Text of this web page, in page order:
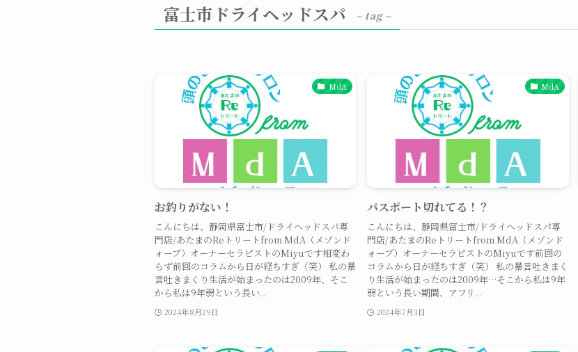
富士市ドライヘッドスパ – tag –
MdA
お釣りがない！
こんにちは、静岡県富士市/ドライヘッドスパ専
門店/あたまのReトリートfrom MdA（メゾンド
ォーブ）オーナーセラピストのMiyuです相変わ
らず前回のコラムから日が経ちすぎ（笑） 私の暴
言吐きまくり生活が始まったのは2009年、そこ
から私は9年弱という長い...
2024年8月29日
MdA
パスポート切れてる！？
こんにちは、静岡県富士市/ドライヘッドスパ専
門店/あたまのReトリートfrom MdA（メゾンド
ォーブ）オーナーセラピストのMiyuです前回の
コラムから日が経ちすぎ（笑） 私の暴言吐きまく
り生活が始まったのは2009年…そこから私は9年
弱という長い期間、アフリ...
2024年7月3日